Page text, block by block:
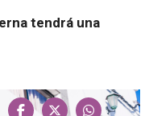
tendrá una